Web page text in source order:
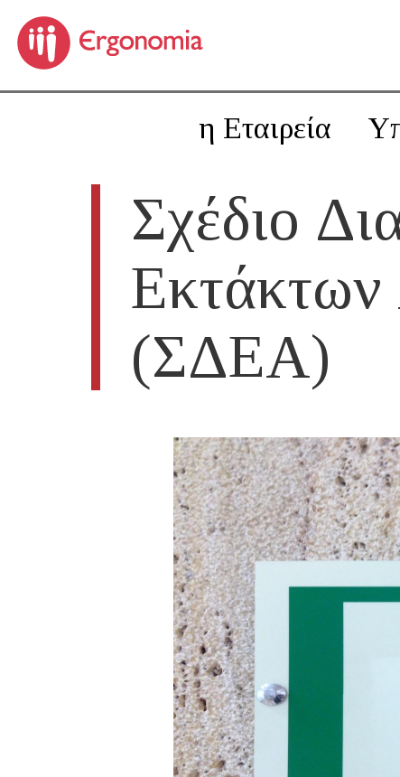
η Εταιρεία
Σχέδιο
(ΣΔΕΑ)